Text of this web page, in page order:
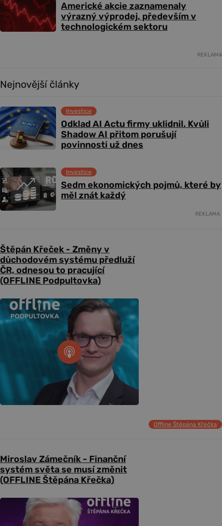
Americké akcie zaznamenaly
výrazný výprodej, především v
technologickém sektoru
REKLAMA
Nejnovější články
Odklad AI Actu firmy uklidnil. Kvůli
Shadow AI přitom porušují
povinnosti už dnes
Investice
Sedm ekonomických pojmů, které by
měl znát každý
Investice
REKLAMA
Štěpán Křeček - Změny v
důchodovém systému předluží
ČR, odnesou to pracující
(OFFLINE Podpultovka)
Offline Štěpána Křečka
Miroslav Zámečník - Finanční
systém světa se musí změnit
(OFFLINE Štěpána Křečka)